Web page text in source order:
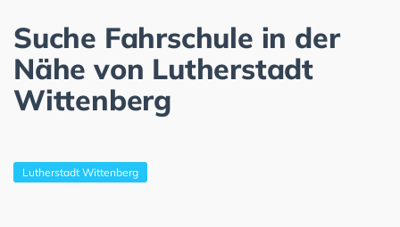
Suche Fahrschule in der
Nähe von Lutherstadt
Wittenberg
Lutherstadt Wittenberg